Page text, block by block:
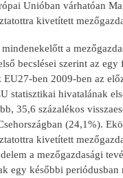
Unióban várhatóan
kivetített
a
becslései szerint az
EU27-ben 2009-ben az
statisztikai hivatalának
35,6 százalékos
(24,1%).
kivetített
a mezőgazdasági
egy későbbi